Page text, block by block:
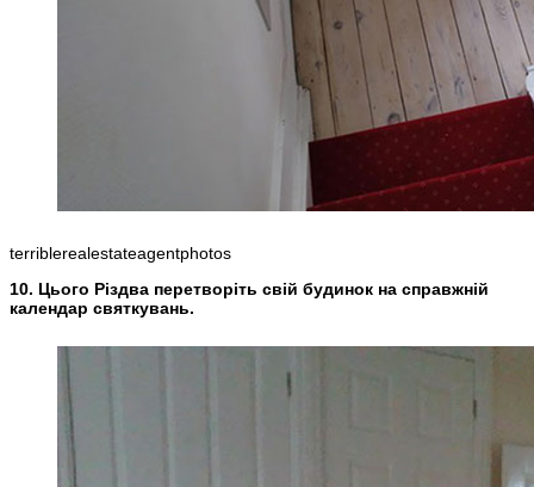
terriblerealestateagentphotos
10. Цього Різдва перетворіть свій будинок на справжній
календар святкувань.